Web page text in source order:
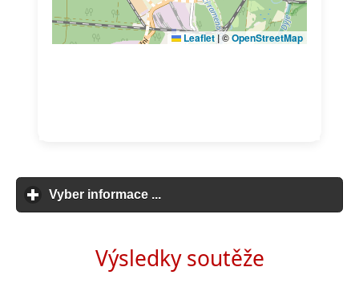
Vyber informace ...click to expand contents
Výsledky soutěže